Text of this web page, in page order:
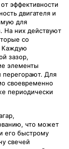
эффективности
двигателя и
для
На них действуют
со
Каждую
зазор,
элементы
перегорают. Для
своевременно
периодически
что может
его быстрому
свечей